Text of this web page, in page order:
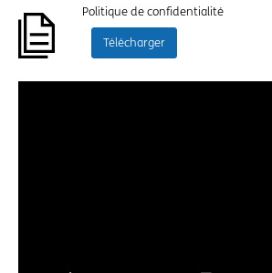
Politique de confidentialité
Télécharger